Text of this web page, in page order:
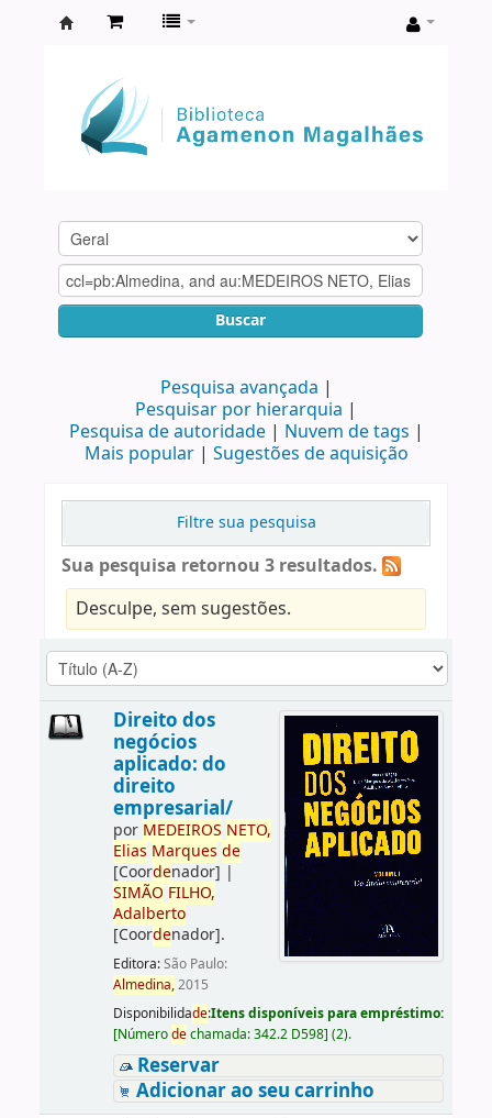
Agamenon
Magalhães
Buscar
Pesquisa avançada
Pesquisar por hierarquia
Pesquisa de autoridade
Nuvem de tags
Mais popular
Sugestões de aquisição
Filtre sua pesquisa
Sua pesquisa retornou 3 resultados.
Desculpe, sem sugestões.
Direito dos
negócios
aplicado: do
direito
empresarial/
por MEDEIROS NETO,
Elias Marques de
[Coordenador] |
SIMÃO FILHO,
Adalberto
[Coordenador].
Editora:São Paulo:
Almedina,2015
Disponibilidade:Itens disponíveis para empréstimo:
[Númerodechamada:342.2 D598] (2).
Reservar
Adicionar ao seu carrinho